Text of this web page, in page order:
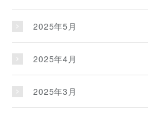
2025年5月
2025年4月
2025年3月